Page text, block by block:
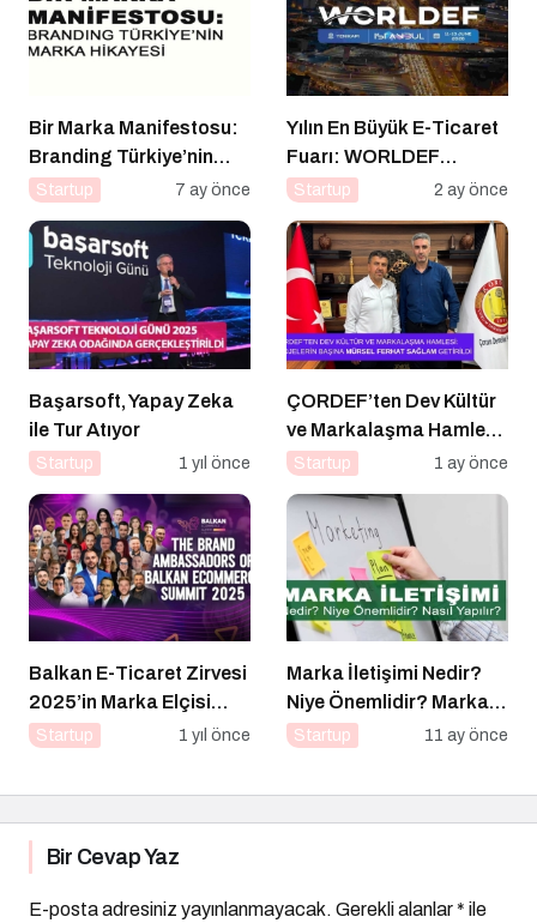
Bir Marka Manifestosu:
Branding Türkiye’nin
Marka Hikayesi
Startup 7 ay önce
Yılın En Büyük E-Ticaret
Fuarı: WORLDEF
Istanbul 2026
Startup 2 ay önce
Başarsoft, Yapay Zeka
ile Tur Atıyor
Startup 1 yıl önce
ÇORDEF’ten Dev Kültür
ve Markalaşma Hamlesi:
Projelerin Başına Mürsel
Startup 1 ay önce
Balkan E-Ticaret Zirvesi
2025’in Marka Elçisi
Belli Oldu
Startup 1 yıl önce
Marka İletişimi Nedir?
Niye Önemlidir? Marka
İletişimi Nasıl Yapılır?
Startup 11 ay önce
Bir Cevap Yaz
E-posta adresiniz yayınlanmayacak. Gerekli alanlar* ile